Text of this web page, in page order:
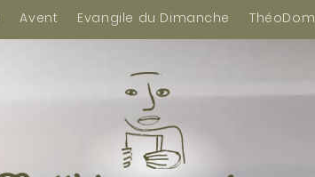
Avent Evangile du Dimanche ThéoDom